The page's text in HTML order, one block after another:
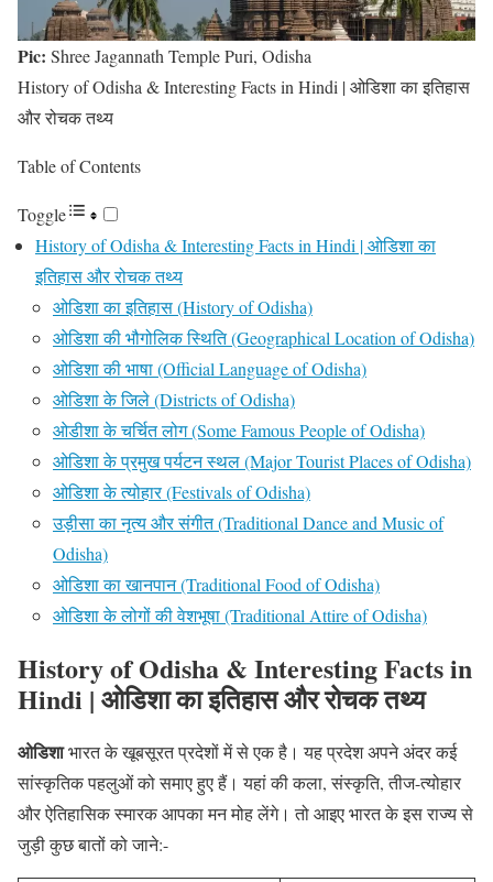
Pic: Shree Jagannath Temple Puri, Odisha
History of Odisha & Interesting Facts in Hindi | ओडिशा का इतिहास
और रोचक तथ्य
Table of Contents
Toggle
History of Odisha & Interesting Facts in Hindi | ओडिशा का
इतिहास और रोचक तथ्य
ओडिशा का इतिहास (History of Odisha)
ओडिशा की भौगोलिक स्थिति (Geographical Location of Odisha)
ओडिशा की भाषा (Official Language of Odisha)
ओडिशा के जिले (Districts of Odisha)
ओडीशा के चर्चित लोग (Some Famous People of Odisha)
ओडिशा के प्रमुख पर्यटन स्थल (Major Tourist Places of Odisha)
ओडिशा के त्योहार (Festivals of Odisha)
उड़ीसा का नृत्य और संगीत (Traditional Dance and Music of
Odisha)
ओडिशा का खानपान (Traditional Food of Odisha)
ओडिशा के लोगों की वेशभूषा (Traditional Attire of Odisha)
History of Odisha & Interesting Facts in
Hindi | ओडिशा का इतिहास और रोचक तथ्य
ओडिशाभारत के खूबसूरत प्रदेशों में से एक है। यह प्रदेश अपने अंदर कई
सांस्कृतिक पहलुओं को समाए हुए हैं। यहां की कला, संस्कृति, तीज-त्योहार
और ऐतिहासिक स्मारक आपका मन मोह लेंगे। तो आइए भारत के इस राज्य से
जुड़ी कुछ बातों को जाने:-